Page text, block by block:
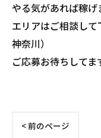
やる気があれば稼げ
エリアはご相談して
神奈川）
ご応募お待ちしてま
< 前のページ